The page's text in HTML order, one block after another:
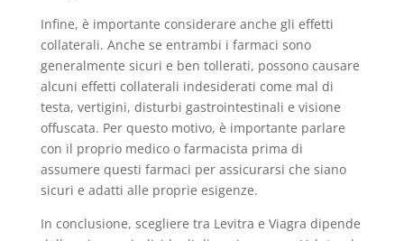
Infine, è importante considerare anche gli effetti
collaterali. Anche se entrambi i farmaci sono
generalmente sicuri e ben tollerati, possono causare
alcuni effetti collaterali indesiderati come mal di
testa, vertigini, disturbi gastrointestinali e visione
offuscata. Per questo motivo, è importante parlare
con il proprio medico o farmacista prima di
assumere questi farmaci per assicurarsi che siano
sicuri e adatti alle proprie esigenze.
In conclusione, scegliere tra Levitra e Viagra dipende